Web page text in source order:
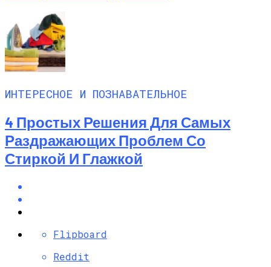
ИНТЕРЕСНОЕ И ПОЗНАВАТЕЛЬНОЕ
4 Простых Решения Для Самых
Раздражающих Проблем Со
Стиркой И Глажкой
Flipboard
Reddit